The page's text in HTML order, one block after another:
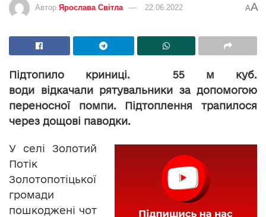
Автор Ярослава Світла 22.06.2022 AA
Підтопило криниці. 55 м куб.
води відкачали рятувальники за допомогою
переносної помпи. Підтоплення трапилося
через дощові паводки.
У селі Золотий
Потік
Золотопотіцької
громади
пошкоджені чот